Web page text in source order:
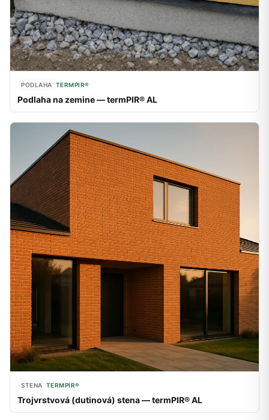
PODLAHA TERMPIR®
Podlaha na zemine — termPIR® AL
STENA TERMPIR®
Trojvrstvová (dutinová) stena — termPIR® AL